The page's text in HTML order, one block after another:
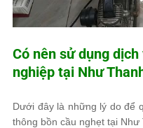
Có nên sử dụng
nghiệp tại Như
Dưới đây là những lý do để
thông bồn cầu nghẹt tại